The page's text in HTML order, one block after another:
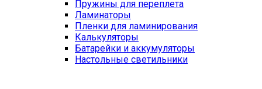
Пружины для переплета
Ламинаторы
Пленки для ламинирования
Калькуляторы
Батарейки и аккумуляторы
Настольные светильники